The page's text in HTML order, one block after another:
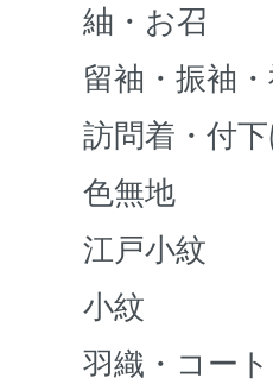
紬・お召
留袖・振袖
訪問着・付
色無地
江戸小紋
小紋
羽織・コート